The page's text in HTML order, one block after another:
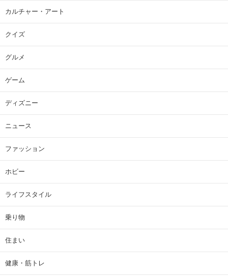
カルチャー・アート
クイズ
グルメ
ゲーム
ディズニー
ニュース
ファッション
ホビー
ライフスタイル
乗り物
住まい
健康・筋トレ